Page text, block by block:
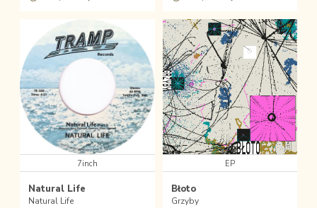
7inch
Natural Life
Natural Life
EP
Błoto
Grzyby